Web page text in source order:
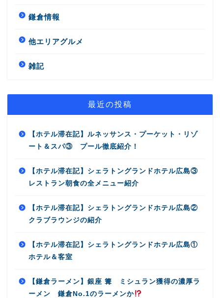
鎌倉情報
他エリアグルメ
雑記
最近の投稿
【ホテル滞在記】ルネッサンス・プーケット・リゾ
ート＆スパ③ プール徹底紹介！
【ホテル滞在記】シェラトングランドホテル広島③
レストラン朝食の全メニュー紹介
【ホテル滞在記】シェラトングランドホテル広島②
クラブラウンジの紹介
【ホテル滞在記】シェラトングランドホテル広島①
ホテル＆客室
【鎌倉ラーメン】銀座 篝 ミシュラン獲得の濃厚ラ
ーメン 鎌倉No.1のラーメンか